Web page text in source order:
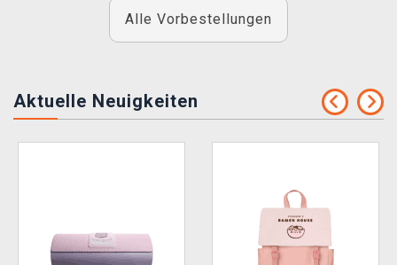
Alle Vorbestellungen
Aktuelle Neuigkeiten